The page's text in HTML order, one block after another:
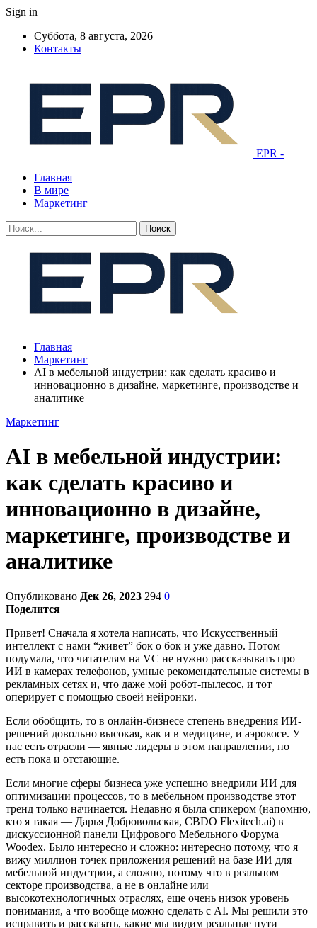
Sign in
Суббота, 8 августа, 2026
Контакты
EPR -
Главная
В мире
Маркетинг
Главная
Маркетинг
AI в мебельной индустрии: как сделать красиво и
инновационно в дизайне, маркетинге, производстве и
аналитике
Маркетинг
AI в мебельной индустрии:
как сделать красиво и
инновационно в дизайне,
маркетинге, производстве и
аналитике
Опубликовано Дек 26, 2023 294 0
Поделится
Привет! Сначала я хотела написать, что Искусственный
интеллект с нами “живет” бок о бок и уже давно. Потом
подумала, что читателям на VC не нужно рассказывать про
ИИ в камерах телефонов, умные рекомендательные системы в
рекламных сетях и, что даже мой робот-пылесос, и тот
оперирует с помощью своей нейронки.
Если обобщить, то в онлайн-бизнесе степень внедрения ИИ-
решений довольно высокая, как и в медицине, и аэрокосе. У
нас есть отрасли — явные лидеры в этом направлении, но
есть пока и отстающие.
Если многие сферы бизнеса уже успешно внедрили ИИ для
оптимизации процессов, то в мебельном производстве этот
тренд только начинается. Недавно я была спикером (напомню,
кто я такая — Дарья Добровольская, CBDO Flexitech.ai) в
дискуссионной панели Цифрового Мебельного Форума
Woodex. Было интересно и сложно: интересно потому, что я
вижу миллион точек приложения решений на базе ИИ для
мебельной индустрии, а сложно, потому что в реальном
секторе производства, а не в онлайне или
высокотехнологичных отраслях, еще очень низок уровень
понимания, а что вообще можно сделать с AI. Мы решили это
исправить и рассказать, какие мы видим реальные пути